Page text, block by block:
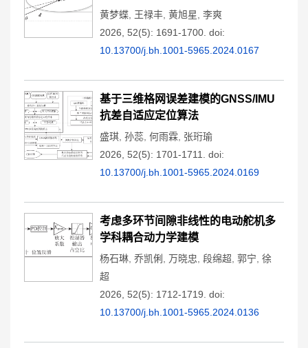
黄梦蝶 王禄丰 黄旭星 李爽
2026, 52(5): 1691-1700. doi:
10.13700/j.bh.1001-5965.2024.0167
基于三维格网误差建模的GNSS/IMU
抗差自适应定位算法
盛琪 孙蕊 何雨霖 张珩瑜
2026, 52(5): 1701-1711.
doi:
10.13700/j.bh.1001-5965.2024.0169
考虑多环节间隙非线性的电动舵机多
学科耦合动力学建模
杨石琳 乔凯俐 万晓忠 段绵超 郭宁 徐
超
2026, 52(5): 1712-1719. doi:
10.13700/j.bh.1001-5965.2024.0136